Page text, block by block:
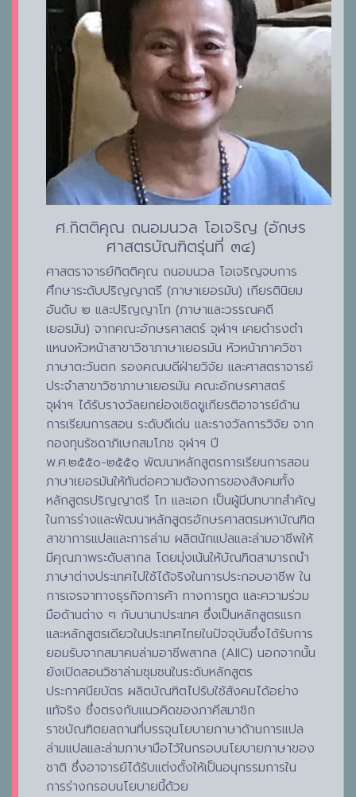
ศ.กิตติคุณ ถนอมนวล โอเจริญ (อักษร
ศาสตรบัณฑิตรุ่นที่ ๓๔)
ศาสตราจารย์กิตติคุณ ถนอมนวล โอเจริญจบการ
ศึกษาระดับปริญญาตรี (ภาษาเยอรมัน) เกียรตินิยม
อันดับ ๒ และปริญญาโท (ภาษาและวรรณคดี
เยอรมัน) จากคณะอักษรศาสตร์ จุฬาฯ เคยดำรงตำ
แหนงหัวหน้าสาขาวิชาภาษาเยอรมัน หัวหน้าภาควิชา
ภาษาตะวันตก รองคณบดีฝ่ายวิจัย และศาสตราจารย์
ประจำสาขาวิชาภาษาเยอรมัน คณะอักษรศาสตร์
จุฬาฯ ได้รับรางวัลยกย่องเชิดชูเกียรติอาจารย์ด้าน
การเรียนการสอน ระดับดีเด่น และรางวัลการวิจัย จาก
กองทุนรัชดาภิเษกสมโภช จุฬาฯ ปี
พ.ศ.๒๕๕๐-๒๕๕๑ พัฒนาหลักสูตรการเรียนการสอน
ภาษาเยอรมันให้ทันต่อความต้องการของสังคมทั้ง
หลักสูตรปริญญาตรี โท และเอก เป็นผู้มีบทบาทสำคัญ
ในการร่างและพัฒนาหลักสูตรอักษรศาสตรมหาบัณฑิต
สาขาการแปลและการล่าม ผลิตนักแปลและล่ามอาชีพให้
มีคุณภาพระดับสากล โดยมุ่งเน้นให้บัณฑิตสามารถนำ
ภาษาต่างประเทศไปใช้ได้จริงในการประกอบอาชีพ ใน
การเจรจาทางธุรกิจการค้า ทางการทูต และความร่วม
มือด้านต่าง ๆ กับนานาประเทศ ซึ่งเป็นหลักสูตรแรก
และหลักสูตรเดียวในประเทศไทยในปัจจุบันซึ่งได้รับการ
ยอมรับจากสมาคมล่ามอาชีพสากล (AIIC) นอกจากนั้น
ยังเปิดสอนวิชาล่ามชุมชนในระดับหลักสูตร
ประกาศนียบัตร ผลิตบัณฑิตไปรับใช้สังคมได้อย่าง
แท้จริง ซึ่งตรงกับแนวคิดของภาคีสมาชิก
ราชบัณฑิตยสถานที่บรรจุนโยบายภาษาด้านการแปล
ล่ามแปลและล่ามภาษามือไว้ในกรอบนโยบายภาษาของ
ชาติ ซึ่งอาจารย์ได้รับแต่งตั้งให้เป็นอนุกรรมการใน
การร่างกรอบนโยบายนี้ด้วย